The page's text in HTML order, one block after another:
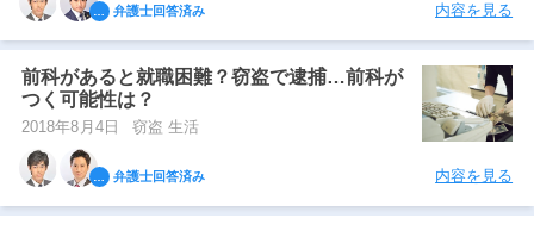
弁護士回答済み 内容を見る
前科があると就職困難？窃盗で逮捕…前科が
つく可能性は？
2018年8月4日 窃盗 生活
弁護士回答済み 内容を見る